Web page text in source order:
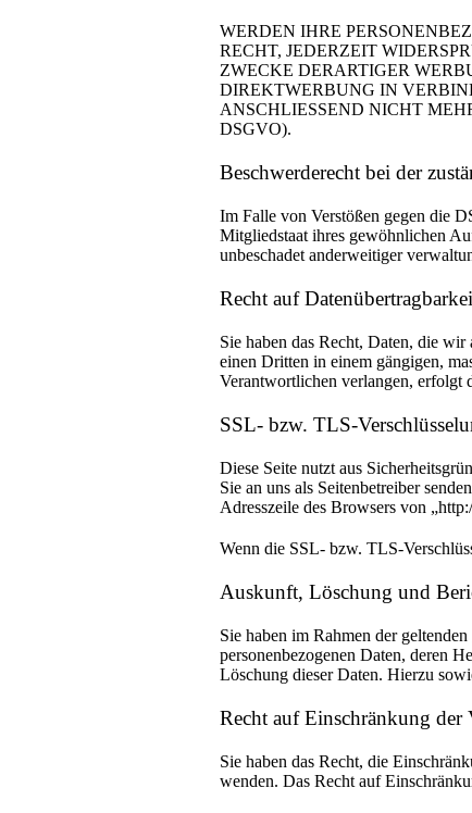
WERDEN IHRE
RECHT, JEDERZEIT
ZWECKE DERARTIGER
DIREKTWERBUNG IN
ANSCHLIESSEND NICHT
DSGVO).
Beschwerde­recht bei der
Im Falle von Verstößen gegen die
Mitgliedstaat ihres gewöhnlichen
unbeschadet anderweitiger
Recht auf
Sie haben das Recht, Daten, die
einen Dritten in einem gängigen,
Verantwortlichen verlangen, erfolgt
SSL- bzw. TLS-
Diese Seite nutzt aus
Sie an uns als Seitenbetreiber
Adresszeile des Browsers von
Wenn die SSL- bzw. TLS-
Auskunft, Löschung und
Sie haben im Rahmen der
personenbezogenen Daten, deren
Löschung dieser Daten. Hierzu
Recht auf Einschränkung der
Sie haben das Recht, die
wenden. Das Recht auf